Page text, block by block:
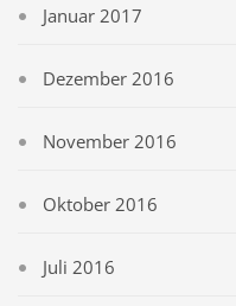
Januar 2017
Dezember 2016
November 2016
Oktober 2016
Juli 2016